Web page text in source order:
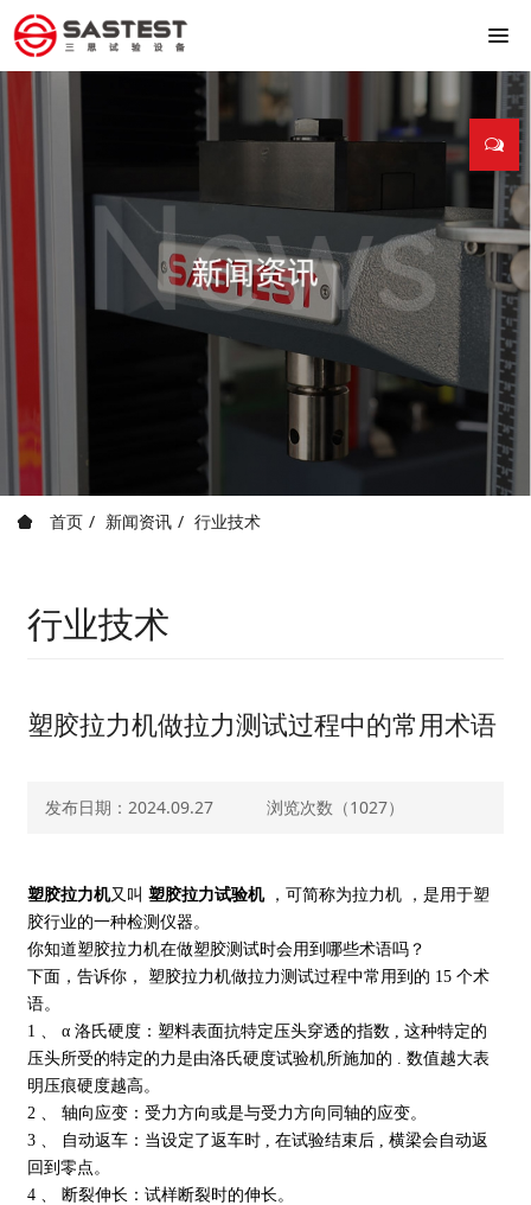
首页 新闻资讯 行业技术
行业技术
塑胶拉力机做拉力测试过程中的常用术语
发布日期：2024.09.27 浏览次数（1027）
塑胶拉力机又叫塑胶拉力试验机，可简称为拉力机 ，是用于塑
胶行业的一种检测仪器。
你知道塑胶拉力机在做塑胶测试时会用到哪些术语吗？
下面，告诉你， 塑胶拉力机做拉力测试过程中常用到的 15 个术
语。
1 、 α 洛氏硬度：塑料表面抗特定压头穿透的指数 , 这种特定的
压头所受的特定的力是由洛氏硬度试验机所施加的 . 数值越大表
明压痕硬度越高。
2 、 轴向应变：受力方向或是与受力方向同轴的应变。
3 、 自动返车：当设定了返车时 , 在试验结束后 , 横梁会自动返
回到零点。
4 、 断裂伸长：试样断裂时的伸长。